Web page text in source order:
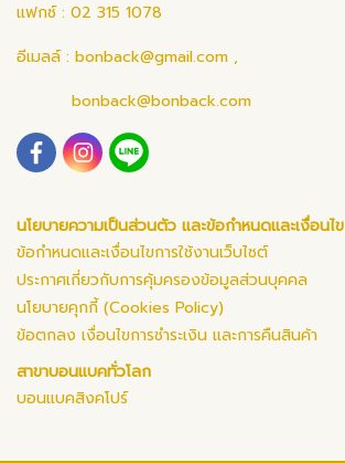
แฟกซ์ : 02 315 1078
อีเมลล์ : bonback@gmail.com ,
bonback@bonback.com
นโยบายความเป็นส่วนตัว และข้อกำหนดและเงื่อนไข
ข้อกำหนดและเงื่อนไขการใช้งานเว็บไซต์
ประกาศเกี่ยวกับการคุ้มครองข้อมูลส่วนบุคคล
นโยบายคุกกี้ (Cookies Policy)
ข้อตกลง เงื่อนไขการชำระเงิน และการคืนสินค้า
สาขาบอนแบคทั่วโลก
บอนแบคสิงคโปร์